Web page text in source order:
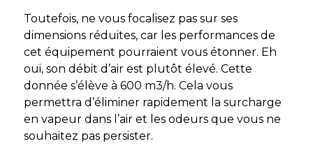
Toutefois, ne vous focalisez pas sur ses
dimensions réduites, car les performances de
cet équipement pourraient vous étonner. Eh
oui, son débit d’air est plutôt élevé. Cette
donnée s’élève à 600 m3/h. Cela vous
permettra d’éliminer rapidement la surcharge
en vapeur dans l’air et les odeurs que vous ne
souhaitez pas persister.